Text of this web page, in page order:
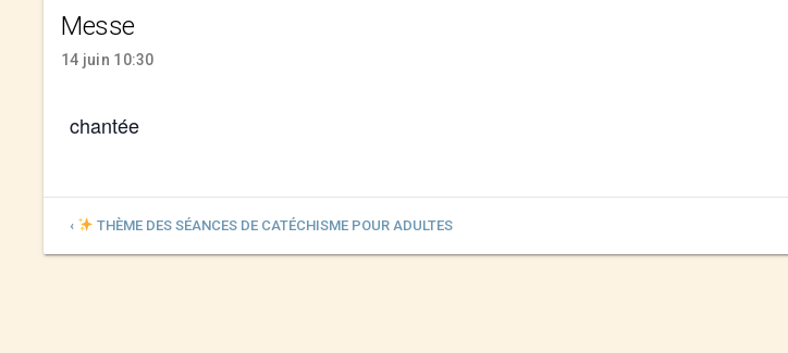
Messe
14 juin 10:30
chantée
‹ THÈME DES SÉANCES DE CATÉCHISME POUR ADULTES